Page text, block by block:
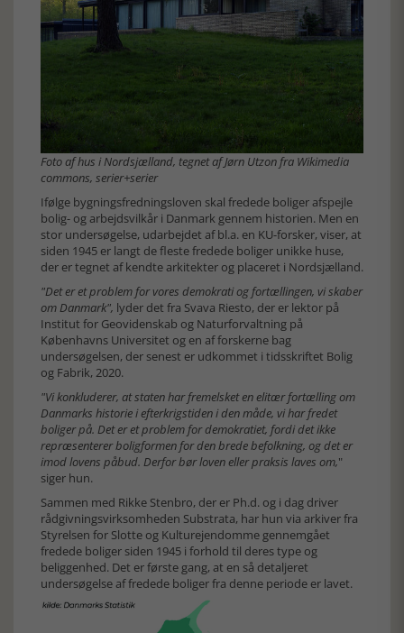
Foto af hus i Nordsjælland, tegnet af Jørn Utzon fra Wikimedia
commons, serier+serier
Ifølge bygningsfredningsloven skal fredede boliger afspejle
bolig- og arbejdsvilkår i Danmark gennem historien. Men en
stor undersøgelse, udarbejdet af bl.a. en KU-forsker, viser, at
siden 1945 er langt de fleste fredede boliger unikke huse,
der er tegnet af kendte arkitekter og placeret i Nordsjælland.
"Det er et problem for vores demokrati og fortællingen, vi skaber
om Danmark", lyder det fra Svava Riesto, der er lektor på
Institut for Geovidenskab og Naturforvaltning på
Københavns Universitet og en af forskerne bag
undersøgelsen, der senest er udkommet i tidsskriftet Bolig
og Fabrik, 2020.
"Vi konkluderer, at staten har fremelsket en elitær fortælling om
Danmarks historie i efterkrigstiden i den måde, vi har fredet
boliger på. Det er et problem for demokratiet, fordi det ikke
repræsenterer boligformen for den brede befolkning, og det er
imod lovens påbud. Derfor bør loven eller praksis laves om,"
siger hun.
Sammen med Rikke Stenbro, der er Ph.d. og i dag driver
rådgivningsvirksomheden Substrata, har hun via arkiver fra
Styrelsen for Slotte og Kulturejendomme gennemgået
fredede boliger siden 1945 i forhold til deres type og
beliggenhed. Det er første gang, at en så detaljeret
undersøgelse af fredede boliger fra denne periode er lavet.